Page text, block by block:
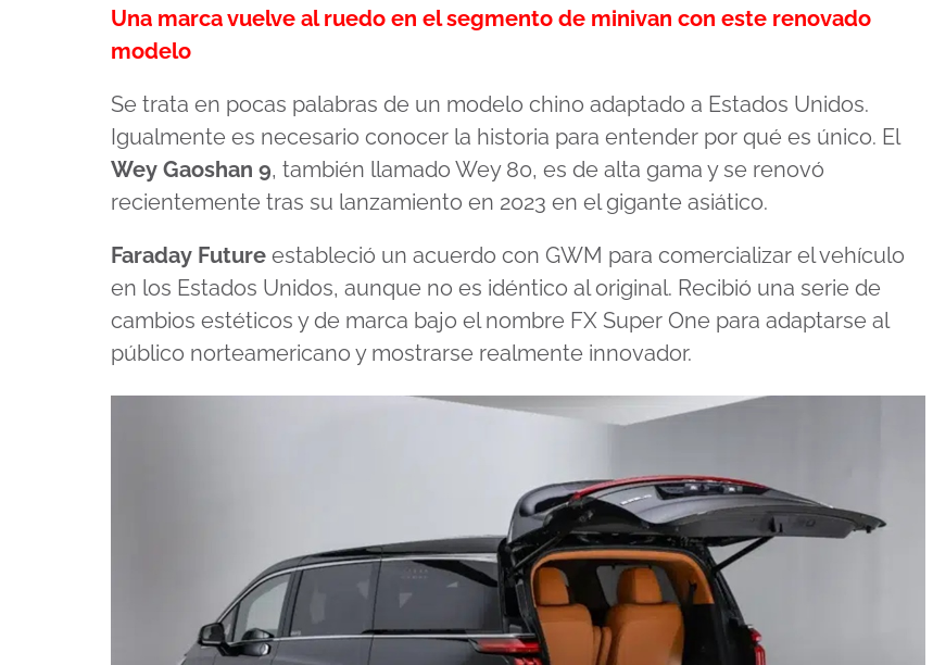
Una marca vuelve al ruedo en el segmento de minivan con este renovado
modelo
Se trata en pocas palabras de un modelo chino adaptado a Estados Unidos.
Igualmente es necesario conocer la historia para entender por qué es único. El
Wey Gaoshan 9, también llamado Wey 80, es de alta gama y se renovó
recientemente tras su lanzamiento en 2023 en el gigante asiático.
Faraday Future estableció un acuerdo con GWM para comercializar el vehículo
en los Estados Unidos, aunque no es idéntico al original. Recibió una serie de
cambios estéticos y de marca bajo el nombre FX Super One para adaptarse al
público norteamericano y mostrarse realmente innovador.